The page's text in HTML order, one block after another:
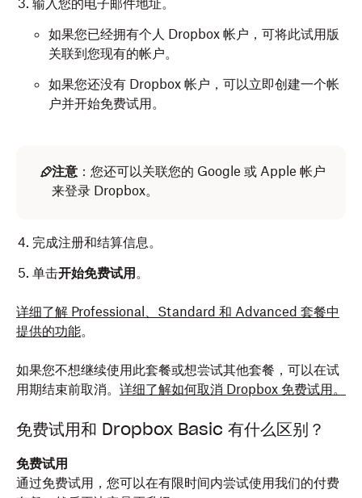
输入您的电子邮件地址。
如果您已经拥有个人 Dropbox 帐户，可将此试用版
关联到您现有的帐户。
如果您还没有 Dropbox 帐户，可以立即创建一个帐
户并开始免费试用。
注意 ：您还可以关联您的 Google 或 Apple 帐户
来登录 Dropbox。
完成注册和结算信息。
单击开始免费试用 。
详细了解 Professional、Standard 和 Advanced 套餐中
提供的功能。
如果您不想继续使用此套餐或想尝试其他套餐，可以在试
用期结束前取消。 详细了解如何取消 Dropbox 免费试用。
免费试用和 Dropbox Basic 有什么区别？
免费试用
通过免费试用，您可以在有限时间内尝试使用我们的付费